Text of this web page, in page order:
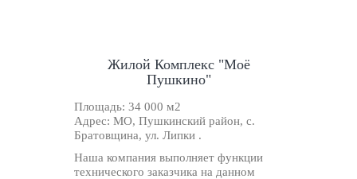
Жилой Комплекс "Моё
Пушкино"
Площадь: 34 000 м2
Адрес: МО, Пушкинский район, с.
Братовщина, ул. Липки .
Наша компания выполняет функции
технического заказчика на данном